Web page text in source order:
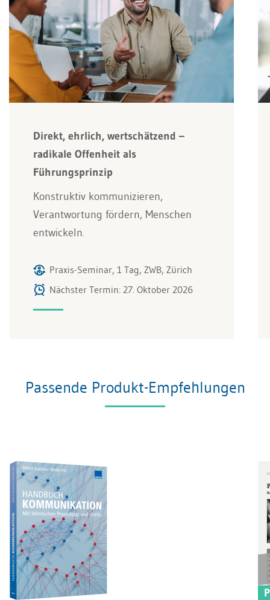
Direkt, ehrlich, wertschätzend –
radikale Offenheit als
Führungsprinzip
Konstruktiv kommunizieren,
Verantwortung fördern, Menschen
entwickeln.
Praxis-Seminar, 1 Tag, ZWB, Zürich
Nächster Termin: 27. Oktober 2026
Passende Produkt-Empfehlungen